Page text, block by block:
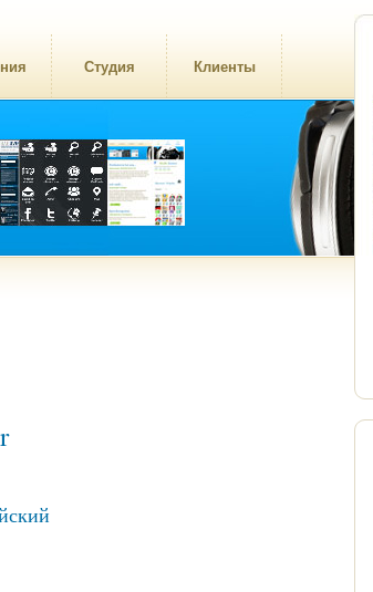
Студия Клиенты